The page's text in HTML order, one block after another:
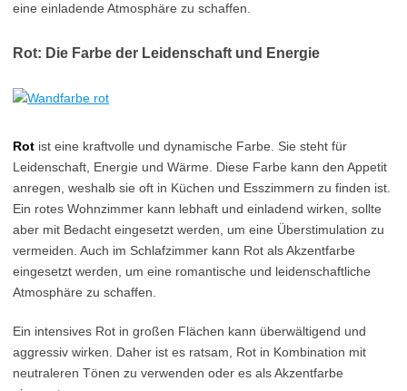
eine einladende Atmosphäre zu schaffen.
Rot: Die Farbe der Leidenschaft und Energie
Rot ist eine kraftvolle und dynamische Farbe. Sie steht für
Leidenschaft, Energie und Wärme. Diese Farbe kann den Appetit
anregen, weshalb sie oft in Küchen und Esszimmern zu finden ist.
Ein rotes Wohnzimmer kann lebhaft und einladend wirken, sollte
aber mit Bedacht eingesetzt werden, um eine Überstimulation zu
vermeiden. Auch im Schlafzimmer kann Rot als Akzentfarbe
eingesetzt werden, um eine romantische und leidenschaftliche
Atmosphäre zu schaffen.
Ein intensives Rot in großen Flächen kann überwältigend und
aggressiv wirken. Daher ist es ratsam, Rot in Kombination mit
neutraleren Tönen zu verwenden oder es als Akzentfarbe